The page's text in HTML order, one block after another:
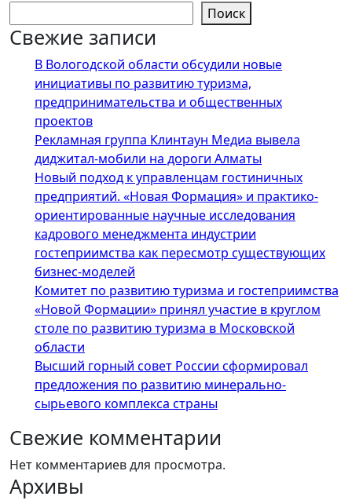
Поиск
Свежие записи
В Вологодской области обсудили новые
инициативы по развитию туризма,
предпринимательства и общественных
проектов
Рекламная группа Клинтаун Медиа вывела
диджитал-мобили на дороги Алматы
Новый подход к управленцам гостиничных
предприятий. «Новая Формация» и практико-
ориентированные научные исследования
кадрового менеджмента индустрии
гостеприимства как пересмотр существующих
бизнес-моделей
Комитет по развитию туризма и гостеприимства
«Новой Формации» принял участие в круглом
столе по развитию туризма в Московской
области
Высший горный совет России сформировал
предложения по развитию минерально-
сырьевого комплекса страны
Свежие комментарии
Нет комментариев для просмотра.
Архивы